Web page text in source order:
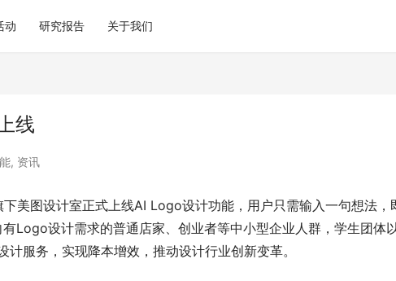
动 研究报告 关于我们
线
, 资讯
美图设计室正式上线AI Logo设计功能，用户只需输入一句想法，
Logo设计需求的普通店家、创业者等中小型企业人群，学生团体
服务，实现降本增效，推动设计行业创新变革。